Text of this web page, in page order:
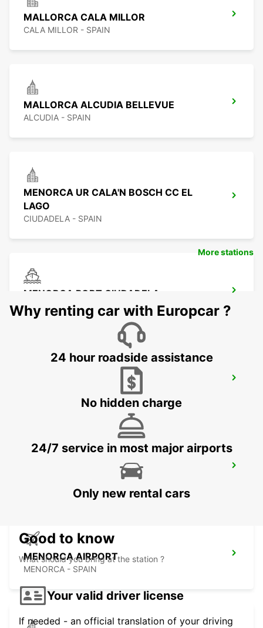
MALLORCA CALA MILLOR
CALA MILLOR - SPAIN
MALLORCA ALCUDIA BELLEVUE
ALCUDIA - SPAIN
MENORCA UR CALA'N BOSCH CC EL
LAGO
CIUDADELA - SPAIN
MENORCA PORT CIUDADELA
CIUDADELA - SPAIN
MALLORCA PLAYA DE PALMA (ARENAL)
MALLORCA PALMA AIRPORT
MENORCA AIRPORT
MENORCA - SPAIN
More stations
Why renting car with Europcar ?
24 hour roadside assistance
No hidden charge
24/7 service in most major airports
Only new rental cars
Good to know
What should you bring at the station ?
Your valid driver license
If needed - an official translation of your driving